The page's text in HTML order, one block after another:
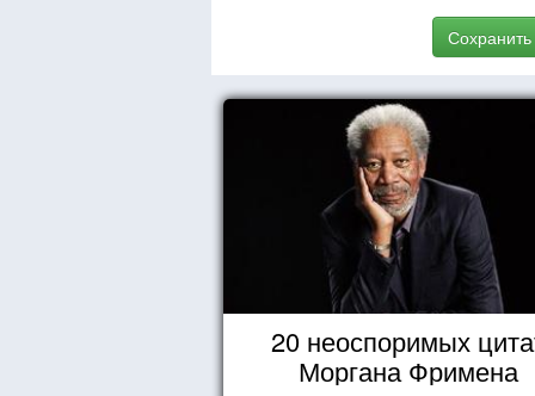
Сохранить
20 неоспоримых
Моргана Фримена